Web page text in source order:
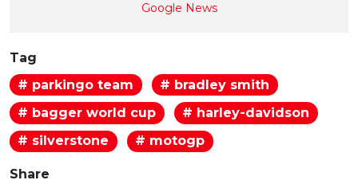
Google News
Tag
# parkingo team
# bradley smith
# bagger world cup
# harley-davidson
# silverstone
# motogp
Share